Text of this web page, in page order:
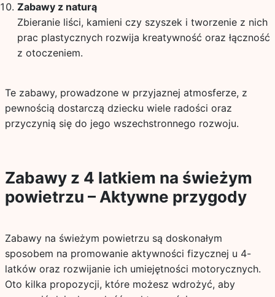
Zabawy z naturą
Zbieranie liści, kamieni czy szyszek i tworzenie z nich
prac plastycznych rozwija kreatywność oraz łączność
z otoczeniem.
Te zabawy, prowadzone w przyjaznej atmosferze, z
pewnością dostarczą dziecku wiele radości oraz
przyczynią się do jego wszechstronnego rozwoju.
Zabawy z 4 latkiem na świeżym
powietrzu – Aktywne przygody
Zabawy na świeżym powietrzu są doskonałym
sposobem na promowanie aktywności fizycznej u 4-
latków oraz rozwijanie ich umiejętności motorycznych.
Oto kilka propozycji, które możesz wdrożyć, aby